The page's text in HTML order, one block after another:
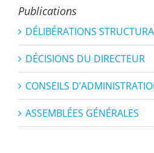
Publications
DÉLIBÉRATIONS
DÉCISIONS DU DIRECTEUR
CONSEILS
ASSEMBLÉES GÉNÉRALES